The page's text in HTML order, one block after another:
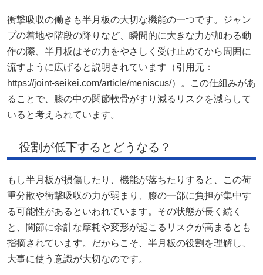
衝撃吸収の働きも半月板の大切な機能の一つです。ジャン
プの着地や階段の降りなど、瞬間的に大きな力が加わる動
作の際、半月板はその力をやさしく受け止めてから周囲に
流すように広げると説明されています（引用元：
https://joint-seikei.com/article/meniscus/）。この仕組みがあ
ることで、膝の中の関節軟骨がすり減るリスクを減らして
いると考えられています。
役割が低下するとどうなる？
もし半月板が損傷したり、機能が落ちたりすると、この荷
重分散や衝撃吸収の力が弱まり、膝の一部に負担が集中す
る可能性があるといわれています。その状態が長く続く
と、関節に余計な摩耗や変形が起こるリスクが高まるとも
指摘されています。だからこそ、半月板の役割を理解し、
大事に使う意識が大切なのです。